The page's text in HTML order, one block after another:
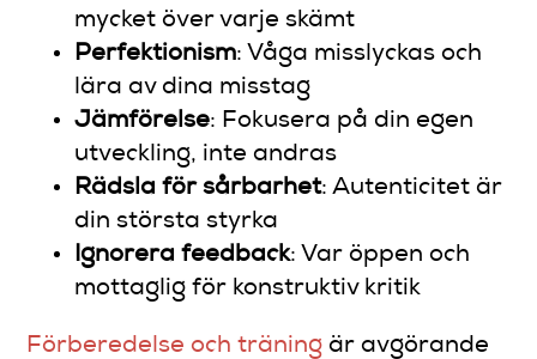
mycket över varje skämt
Perfektionism: Våga misslyckas och
lära av dina misstag
Jämförelse: Fokusera på din egen
utveckling, inte andras
Rädsla för sårbarhet: Autenticitet är
din största styrka
Ignorera feedback: Var öppen och
mottaglig för konstruktiv kritik
Förberedelse och träning är avgörande